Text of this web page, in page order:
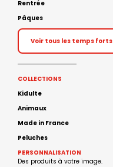
Rentrée
Pâques
Voir tous les temps forts
COLLECTIONS
Kidulte
Animaux
Made in France
Peluches
PERSONNALISATION
Des produits à votre image.